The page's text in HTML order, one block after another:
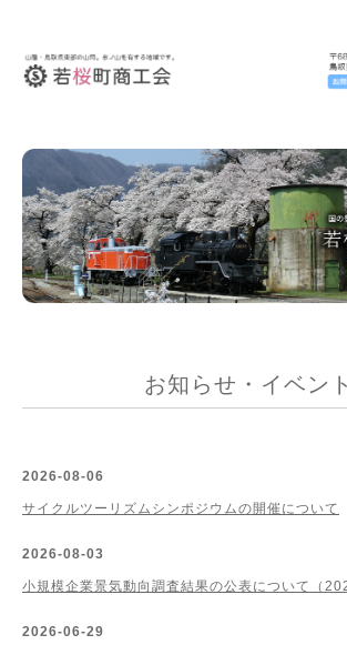
お知らせ・イベント
2026-08-06
サイクルツーリズムシンポジウムの開催について
2026-08-03
小規模企業景気動向調査結果の公表について（
2026-06-29